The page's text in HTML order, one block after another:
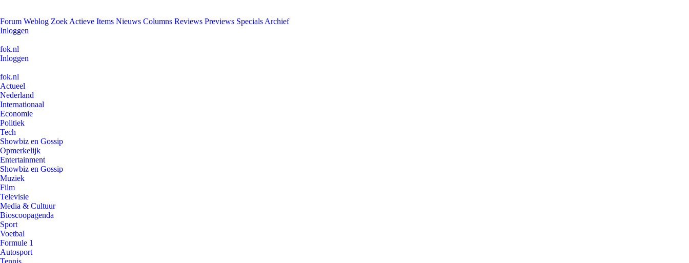
Forum Weblog Zoek Actieve Items Nieuws Columns Reviews Previews Specials Archief
Inloggen
fok.nl
Inloggen
fok.nl
Actueel
Nederland
Internationaal
Economie
Politiek
Tech
Showbiz en Gossip
Opmerkelijk
Entertainment
Showbiz en Gossip
Muziek
Film
Televisie
Media & Cultuur
Bioscoopagenda
Sport
Voetbal
Formule 1
Autosport
Tennis